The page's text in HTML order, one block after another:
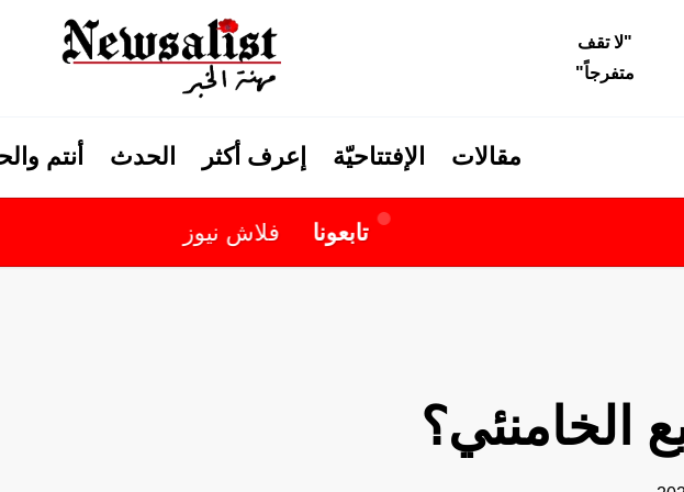
"لا تقف
متفرجاً"
مقالات الإفتتاحيّة إعرف أكثر الحدث أنتم
تابعونا فلاش نيوز
الخامنئي؟